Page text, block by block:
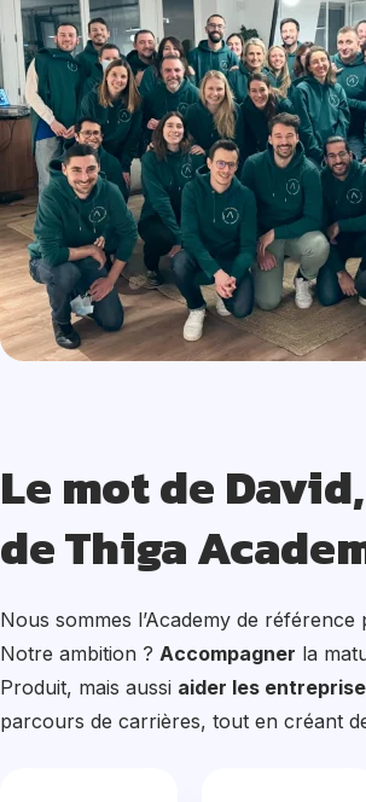
Le mot de
de Thiga
Nous sommes l’Academy de référence
Notre ambition ? Accompagner la
Produit, mais aussi aider les
parcours de carrières, tout en créant